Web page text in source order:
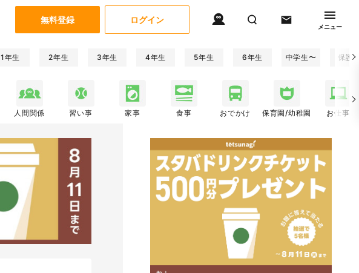
無料登録 ログイン
メニュー
1年生 2年生 3年生 4年生 5年生 6年生 中学生〜 保護
人間関係 習い事 家事 食事 おでかけ 保育園/幼稚園 お仕事